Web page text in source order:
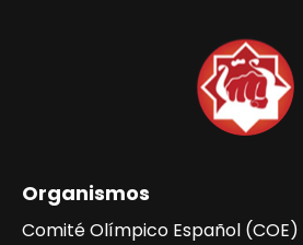
Organismos
Comité Olímpico Español (COE)